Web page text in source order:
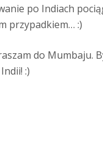
po Indiach
przypadkiem… :)
do Mumbaju.
:)